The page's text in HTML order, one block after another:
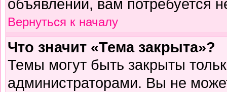
объявлений, вам потребуется
Вернуться к началу
Что значит «Тема закрыта»?
Темы могут быть закрыты
администраторами. Вы не